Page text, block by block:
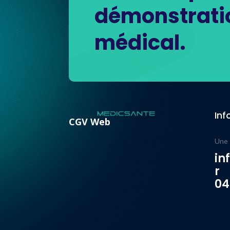
médical.
CGV Web
Une
r